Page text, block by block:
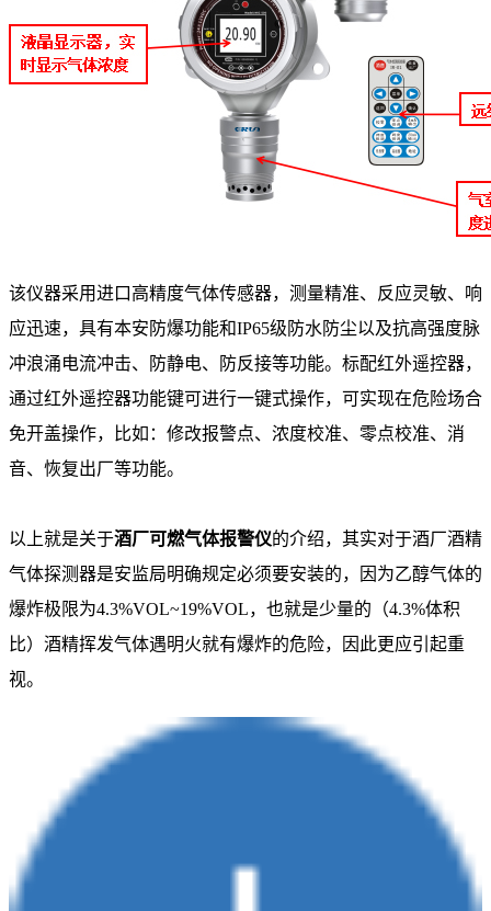
该仪器采用进口高精度气体传感器，测量精准、反应灵敏、响
应迅速，具有本安防爆功能和IP65级防水防尘以及抗高强度脉
冲浪涌电流冲击、防静电、防反接等功能。标配红外遥控器，
通过红外遥控器功能键可进行一键式操作，可实现在危险场合
免开盖操作，比如：修改报警点、浓度校准、零点校准、消
音、恢复出厂等功能。
以上就是关于酒厂可燃气体报警仪的介绍，其实对于酒厂酒精
气体探测器是安监局明确规定必须要安装的，因为乙醇气体的
爆炸极限为4.3%VOL~19%VOL，也就是少量的（4.3%体积
比）酒精挥发气体遇明火就有爆炸的危险，因此更应引起重
视。